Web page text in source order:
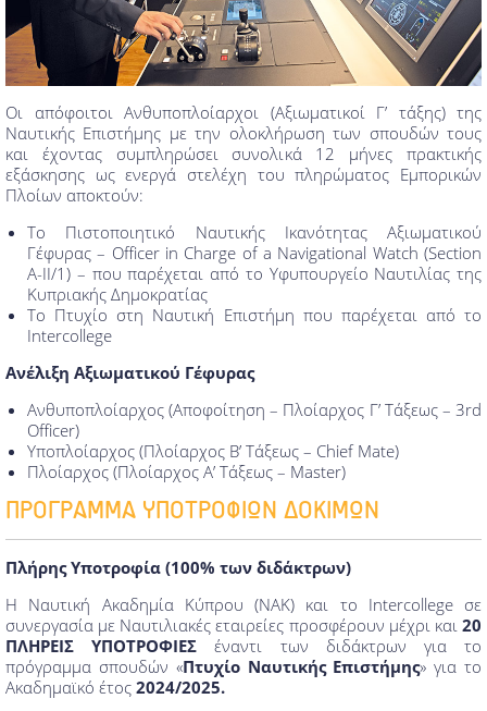
Οι απόφοιτοι Ανθυποπλοίαρχοι (Αξιωματικοί Γ’ τάξης) της
Ναυτικής Επιστήμης με την ολοκλήρωση των σπουδών τους
και έχοντας συμπληρώσει συνολικά 12 μήνες πρακτικής
εξάσκησης ως ενεργά στελέχη του πληρώματος Εμπορικών
Πλοίων αποκτούν:
Το Πιστοποιητικό Ναυτικής Ικανότητας Αξιωματικού
Γέφυρας – Officer in Charge of a Navigational Watch (Section
A-II/1) – που παρέχεται από το Υφυπουργείο Ναυτιλίας της
Κυπριακής Δημοκρατίας
Το Πτυχίο στη Ναυτική Επιστήμη που παρέχεται από το
Intercollege
Ανέλιξη Αξιωματικού Γέφυρας
Ανθυποπλοίαρχος (Αποφοίτηση – Πλοίαρχος Γ’ Τάξεως – 3rd
Officer)
Υποπλοίαρχος (Πλοίαρχος Β’ Τάξεως – Chief Mate)
Πλοίαρχος (Πλοίαρχος Α’ Τάξεως – Master)
ΠΡΟΓΡΑΜΜΑ ΥΠΟΤΡΟΦΙΩΝ ΔΟΚΙΜΩΝ
Πλήρης Υποτροφία (100% των διδάκτρων)
Η Ναυτική Ακαδημία Κύπρου (ΝΑΚ) και το Intercollege σε
συνεργασία με Ναυτιλιακές εταιρείες προσφέρουν μέχρι και 20
ΠΛΗΡΕΙΣ ΥΠΟΤΡΟΦΙΕΣέναντι των διδάκτρων για το
πρόγραμμα σπουδών «Πτυχίο Ναυτικής Επιστήμης» για το
Ακαδημαϊκό έτος 2024/2025.